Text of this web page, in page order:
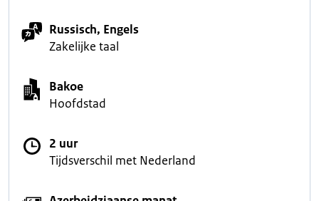
Russisch, Engels
Zakelijke taal
Bakoe
Hoofdstad
2 uur
Tijdsverschil met Nederland